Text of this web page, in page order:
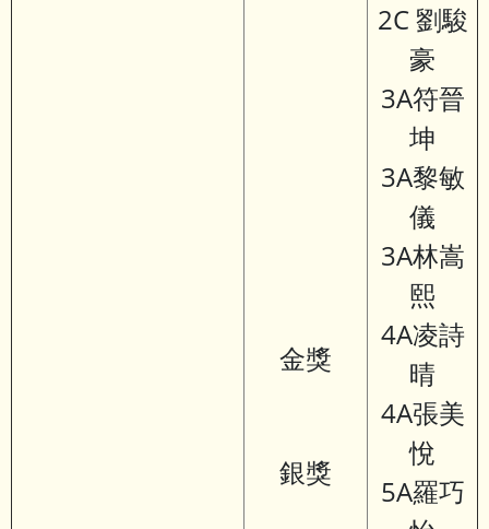
金獎
銀獎
2C 劉駿
豪
3A符晉
坤
3A黎敏
儀
3A林嵩
熙
4A凌詩
晴
4A張美
悅
5A羅巧